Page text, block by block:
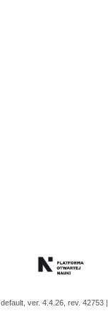
default, ver. 4.4.26, rev. 42753 |